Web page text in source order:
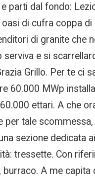
parti dal fondo:
oasi di cufra coppa di
di granite che
serviva e si
Grillo. Per te ci
60.000 MWp
ettari. A che
per tale scommessa,
sezione dedicata
tressette. Con
A me capita